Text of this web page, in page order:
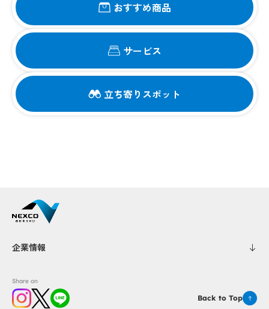
おすすめ商品
サービス
立ち寄りスポット
企業情報
Share on
Back to Top